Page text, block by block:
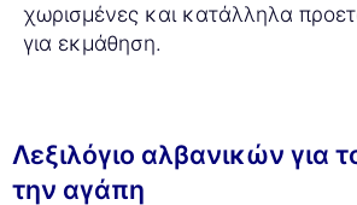
χωρισμένες και κατάλληλα
για εκμάθηση.
Λεξιλόγιο αλβανικών για
την αγάπη